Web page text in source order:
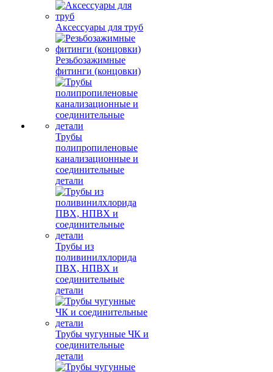
Аксессуары для труб
Резьбозажимные
фитинги (концовки)
Трубы
полипропиленовые
канализационные и
соединительные
детали
Трубы из
поливинилхлорида
ПВХ, НПВХ и
соединительные
детали
Трубы чугунные ЧК и
соединительные
детали